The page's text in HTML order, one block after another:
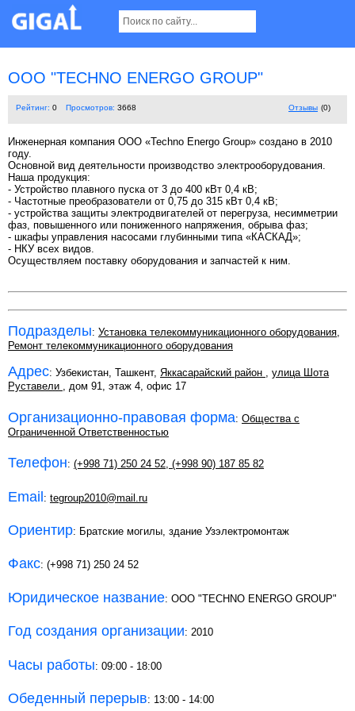
ООО "TECHNO ENERGO GROUP"
Рейтинг: 0 Просмотров: 3668 Отзывы (0)
Инженерная компания ООО «Techno Energo Group» создано в 2010
году.
Основной вид деятельности производство электрооборудования.
Наша продукция:
- Устройство плавного пуска от 3 до 400 кВт 0,4 кВ;
- Частотные преобразователи от 0,75 до 315 кВт 0,4 кВ;
- устройства защиты электродвигателей от перегруза, несимметрии
фаз, повышенного или пониженного напряжения, обрыва фаз;
- шкафы управления насосами глубинными типа «КАСКАД»;
- НКУ всех видов.
Осуществляем поставку оборудования и запчастей к ним.
Подразделы: Установка телекоммуникационного оборудования,
Ремонт телекоммуникационного оборудования
Адрес: Узбекистан, Ташкент, Яккасарайский район , улица Шота
Руставели , дом 91, этаж 4, офис 17
Организационно-правовая форма: Общества с
Ограниченной Ответственностью
Телефон: (+998 71) 250 24 52, (+998 90) 187 85 82
Email: tegroup2010@mail.ru
Ориентир: Братские могилы, здание Узэлектромонтаж
Факс: (+998 71) 250 24 52
Юридическое название: ООО "TECHNO ENERGO GROUP"
Год создания организации: 2010
Часы работы: 09:00 - 18:00
Обеденный перерыв: 13:00 - 14:00